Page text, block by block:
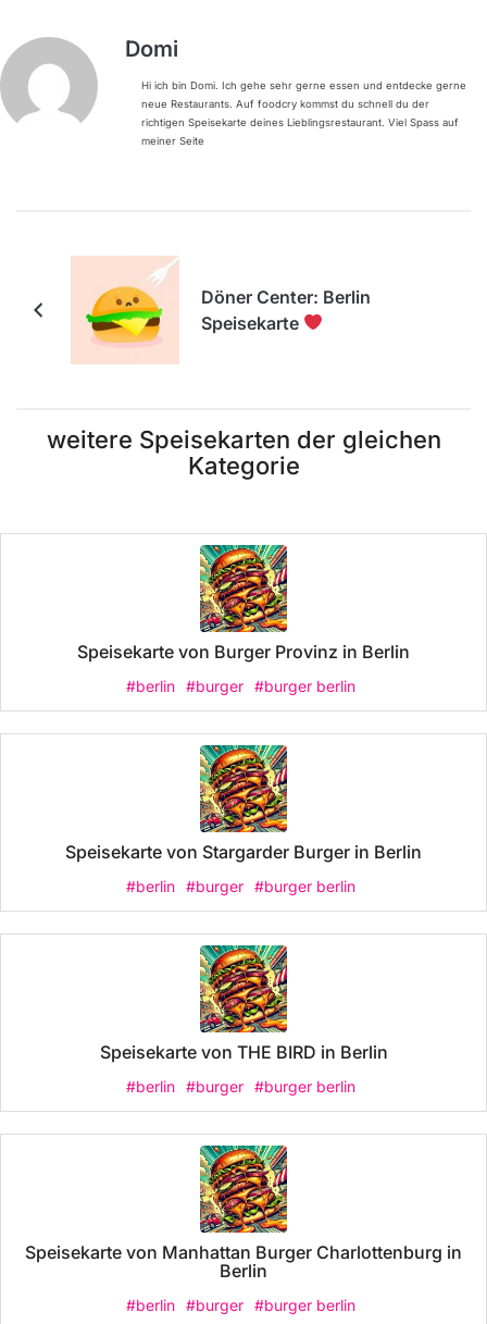
Domi
Hi ich bin Domi. Ich gehe sehr gerne essen und entdecke gerne
neue Restaurants. Auf foodcry kommst du schnell du der
richtigen Speisekarte deines Lieblingsrestaurant. Viel Spass auf
meiner Seite
Döner Center: Berlin
Speisekarte
weitere Speisekarten der gleichen
Kategorie
Speisekarte von Burger Provinz in Berlin
#berlin #burger #burger berlin
Speisekarte von Stargarder Burger in Berlin
#berlin #burger #burger berlin
Speisekarte von THE BIRD in Berlin
#berlin #burger #burger berlin
Speisekarte von Manhattan Burger Charlottenburg in
Berlin
#berlin #burger #burger berlin